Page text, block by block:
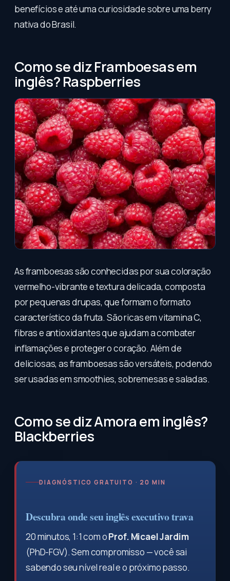
benefícios e até uma curiosidade sobre uma berry
nativa do Brasil.
Como se diz Framboesas em
inglês? Raspberries
As framboesas são conhecidas por sua coloração
vermelho-vibrante e textura delicada, composta
por pequenas drupas, que formam o formato
característico da fruta. São ricas em vitamina C,
fibras e antioxidantes que ajudam a combater
inflamações e proteger o coração. Além de
deliciosas, as framboesas são versáteis, podendo
ser usadas em smoothies, sobremesas e saladas.
Como se diz Amora em inglês?
Blackberries
DIAGNÓSTICO GRATUITO · 20 MIN
Descubra onde seu inglês executivo trava
20 minutos, 1:1 com oProf. Micael Jardim
(PhD-FGV). Sem compromisso — você sai
sabendo seu nível real e o próximo passo.